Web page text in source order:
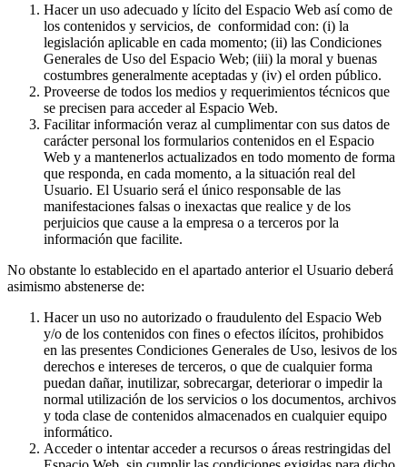
Hacer un uso adecuado y lícito del Espacio Web así como de
los contenidos y servicios, de conformidad con: (i) la
legislación aplicable en cada momento; (ii) las Condiciones
Generales de Uso del Espacio Web; (iii) la moral y buenas
costumbres generalmente aceptadas y (iv) el orden público.
Proveerse de todos los medios y requerimientos técnicos que
se precisen para acceder al Espacio Web.
Facilitar información veraz al cumplimentar con sus datos de
carácter personal los formularios contenidos en el Espacio
Web y a mantenerlos actualizados en todo momento de forma
que responda, en cada momento, a la situación real del
Usuario. El Usuario será el único responsable de las
manifestaciones falsas o inexactas que realice y de los
perjuicios que cause a la empresa o a terceros por la
información que facilite.
No obstante lo establecido en el apartado anterior el Usuario deberá
asimismo abstenerse de:
Hacer un uso no autorizado o fraudulento del Espacio Web
y/o de los contenidos con fines o efectos ilícitos, prohibidos
en las presentes Condiciones Generales de Uso, lesivos de los
derechos e intereses de terceros, o que de cualquier forma
puedan dañar, inutilizar, sobrecargar, deteriorar o impedir la
normal utilización de los servicios o los documentos, archivos
y toda clase de contenidos almacenados en cualquier equipo
informático.
Acceder o intentar acceder a recursos o áreas restringidas del